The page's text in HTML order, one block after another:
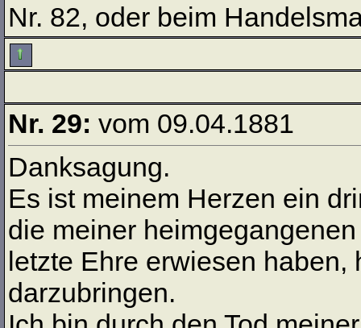
Nr. 82, oder beim
Nr. 29: vom 09.04.1881
Danksagung.
Es ist meinem Herzen ein
die meiner
letzte Ehre erwiesen
darzubringen.